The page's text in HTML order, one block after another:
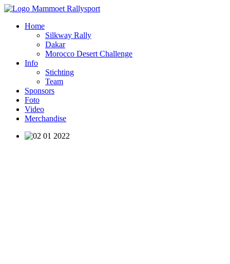
Home
Silkway Rally
Dakar
Morocco Desert Challenge
Info
Stichting
Team
Sponsors
Foto
Video
Merchandise